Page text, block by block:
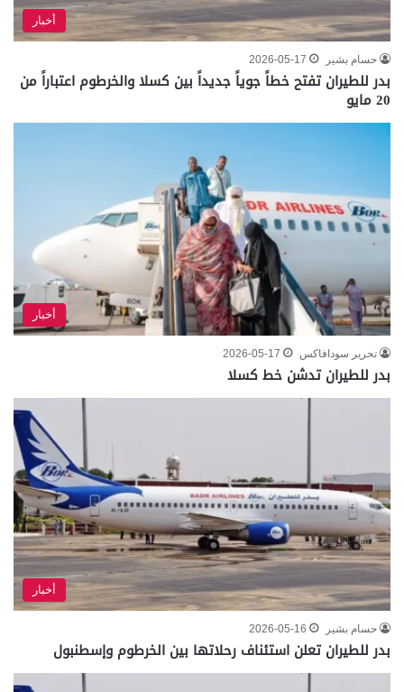
أخبار
حسام بشير 2026-05-17
بدر للطيران تفتح خطاً جوياً جديداً بين كسلا والخرطوم اعتباراً من
20 مايو
أخبار
تحرير سودافاكس 2026-05-17
بدر للطيران تدشن خط كسلا
أخبار
حسام بشير 2026-05-16
بدر للطيران تعلن استئناف رحلاتها بين الخرطوم وإسطنبول